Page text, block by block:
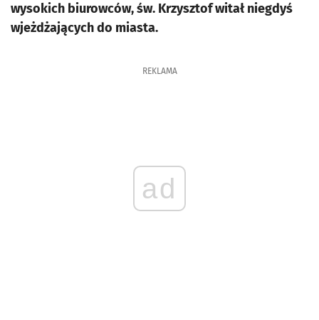
wysokich biurowców, św. Krzysztof witał niegdyś
wjeżdżających do miasta.
REKLAMA
ad